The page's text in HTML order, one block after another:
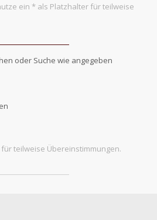
ein * als Platzhalter für teilweise
oder Suche wie angegeben
teilweise Übereinstimmungen.